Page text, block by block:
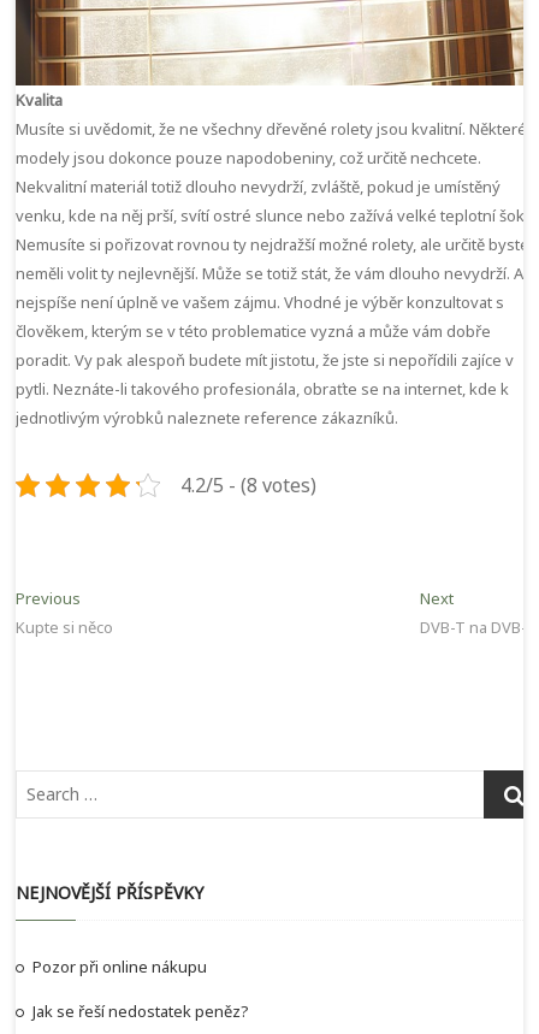
Kvalita
Musíte si uvědomit, že ne všechny dřevěné rolety jsou kvalitní. Některé
modely jsou dokonce pouze napodobeniny, což určitě nechcete.
Nekvalitní materiál totiž dlouho nevydrží, zvláště, pokud je umístěný
venku, kde na něj prší, svítí ostré slunce nebo zažívá velké teplotní šoky.
Nemusíte si pořizovat rovnou ty nejdražší možné rolety, ale určitě byste
neměli volit ty nejlevnější. Může se totiž stát, že vám dlouho nevydrží. A
nejspíše není úplně ve vašem zájmu. Vhodné je výběr konzultovat s
člověkem, kterým se v této problematice vyzná a může vám dobře
poradit. Vy pak alespoň budete mít jistotu, že jste si nepořídili zajíce v
pytli. Neznáte-li takového profesionála, obraťte se na internet, kde k
jednotlivým výrobků naleznete reference zákazníků.
4.2/5 - (8 votes)
Navigace
pro
Previous
post:
Kupte si něco
NextNext
post:
DVB-T na DVB-
NEJNOVĚJŠÍ PŘÍSPĚVKY
Pozor při online nákupu
Jak se řeší nedostatek peněz?